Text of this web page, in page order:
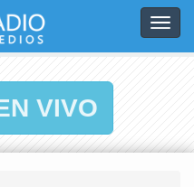
VIVO